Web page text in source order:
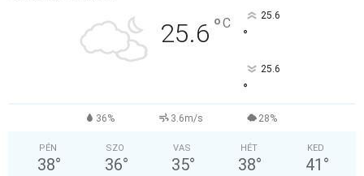
25.6 °C 25.6
°
25.6
°
36% 3.6m/s 28%
PÉN
38°
SZO
36°
VAS
35°
HÉT
38°
KED
41 °